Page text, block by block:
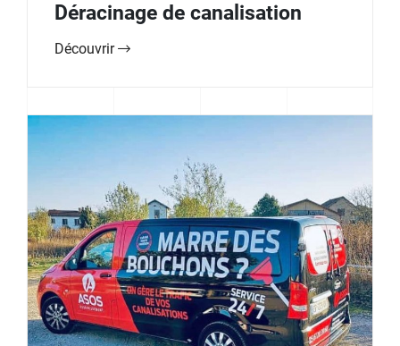
Déracinage de canalisation
Découvrir